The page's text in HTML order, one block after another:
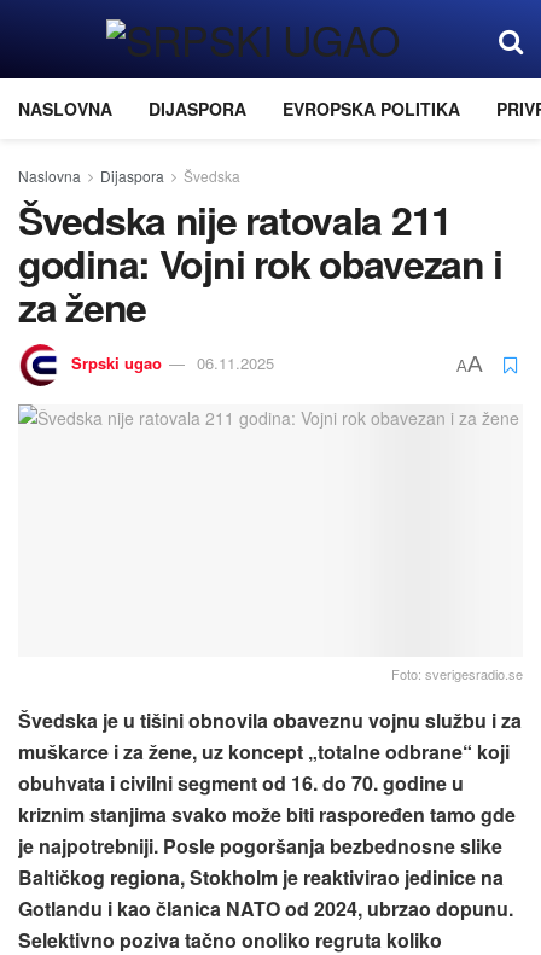
NASLOVNA DIJASPORA EVROPSKA POLITIKA
Naslovna Dijaspora Švedska
Švedska nije ratovala 211
godina: Vojni rok obavezan i
za žene
Srpski ugao 06.11.2025 AA
Foto: sverigesradio.se
Švedska je u tišini obnovila obaveznu vojnu službu i za
muškarce i za žene, uz koncept „totalne odbrane“ koji
obuhvata i civilni segment od 16. do 70. godine u
kriznim stanjima svako može biti raspoređen tamo gde
je najpotrebniji. Posle pogoršanja bezbednosne slike
Baltičkog regiona, Stokholm je reaktivirao jedinice na
Gotlandu i kao članica NATO od 2024, ubrzao dopunu.
Selektivno poziva tačno onoliko regruta koliko